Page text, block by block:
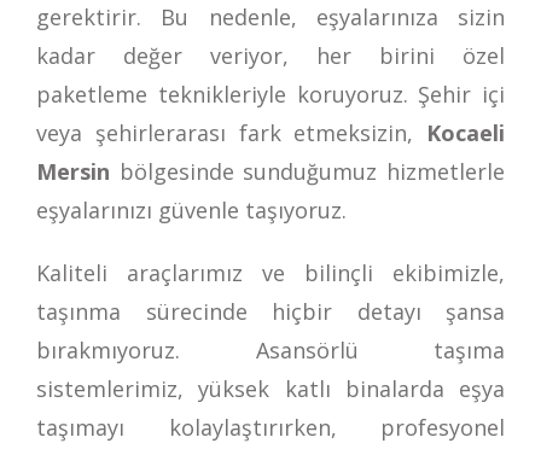
gerektirir. Bu nedenle, eşyalarınıza sizin
kadar değer veriyor, her birini özel
paketleme teknikleriyle koruyoruz. Şehir içi
veya şehirlerarası fark etmeksizin, Kocaeli
Mersin bölgesinde sunduğumuz hizmetlerle
eşyalarınızı güvenle taşıyoruz.
Kaliteli araçlarımız ve bilinçli ekibimizle,
taşınma sürecinde hiçbir detayı şansa
bırakmıyoruz. Asansörlü taşıma
sistemlerimiz, yüksek katlı binalarda eşya
taşımayı kolaylaştırırken, profesyonel